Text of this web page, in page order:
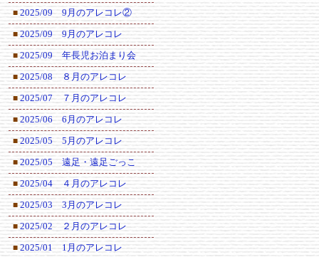
■ 2025/09 9月のアレコレ②
■ 2025/09 9月のアレコレ
■ 2025/09 年長児お泊まり会
■ 2025/08 ８月のアレコレ
■ 2025/07 ７月のアレコレ
■ 2025/06 6月のアレコレ
■ 2025/05 5月のアレコレ
■ 2025/05 遠足・遠足ごっこ
■ 2025/04 ４月のアレコレ
■ 2025/03 3月のアレコレ
■ 2025/02 ２月のアレコレ
■ 2025/01 1月のアレコレ